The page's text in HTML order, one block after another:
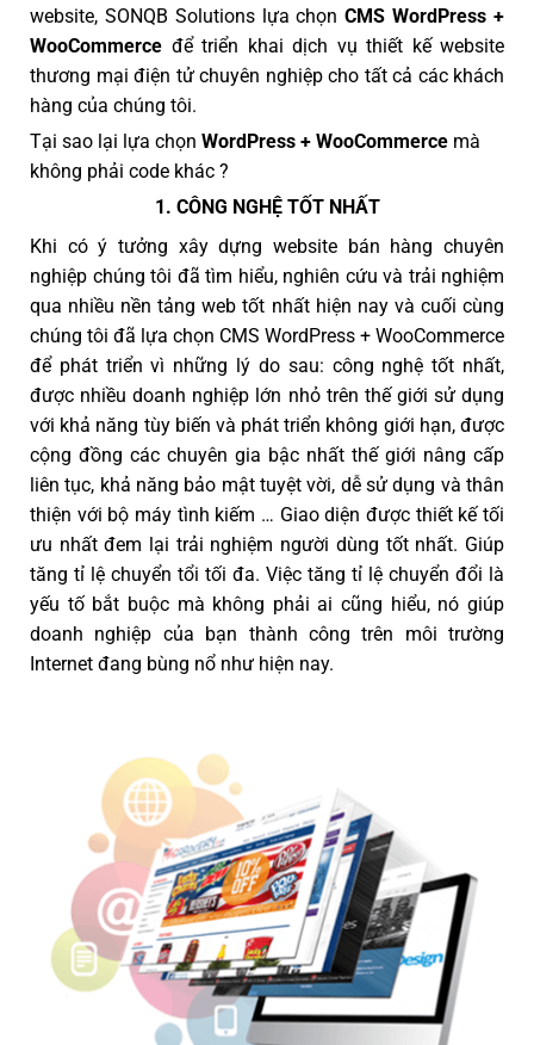
website, SONQB Solutions lựa chọnCMS WordPress +
WooCommerce để triển khai dịch vụ thiết kế website
thương mại điện tử chuyên nghiệp cho tất cả các khách
hàng của chúng tôi.
Tại sao lại lựa chọn WordPress + WooCommerce mà
không phải code khác ?
1. CÔNG NGHỆ TỐT NHẤT
Khi có ý tưởng xây dựng website bán hàng chuyên
nghiệp chúng tôi đã tìm hiểu, nghiên cứu và trải nghiệm
qua nhiều nền tảng web tốt nhất hiện nay và cuối cùng
chúng tôi đã lựa chọn CMS WordPress + WooCommerce
để phát triển vì những lý do sau: công nghệ tốt nhất,
được nhiều doanh nghiệp lớn nhỏ trên thế giới sử dụng
với khả năng tùy biến và phát triển không giới hạn, được
cộng đồng các chuyên gia bậc nhất thế giới nâng cấp
liên tục, khả năng bảo mật tuyệt vời, dễ sử dụng và thân
thiện với bộ máy tình kiếm … Giao diện được thiết kế tối
ưu nhất đem lại trải nghiệm người dùng tốt nhất. Giúp
tăng tỉ lệ chuyển tổi tối đa. Việc tăng tỉ lệ chuyển đổi là
yếu tố bắt buộc mà không phải ai cũng hiểu, nó giúp
doanh nghiệp của bạn thành công trên môi trường
Internet đang bùng nổ như hiện nay.